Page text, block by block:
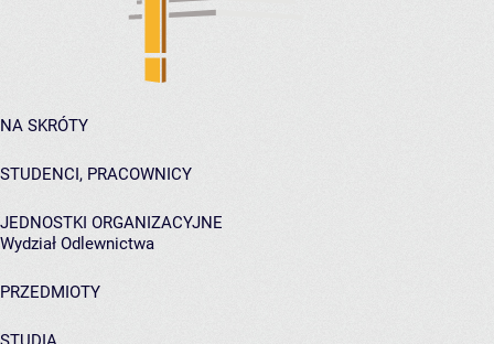
NA SKRÓTY
STUDENCI, PRACOWNICY
JEDNOSTKI ORGANIZACYJNE
Wydział Odlewnictwa
PRZEDMIOTY